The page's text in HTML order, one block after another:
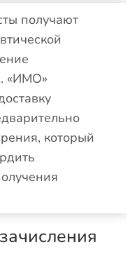
получают
«ИМО»
который